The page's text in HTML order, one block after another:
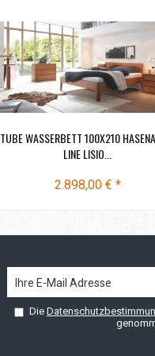
TUBE WASSERBETT 100X210
LINE LISIO...
2.898,00 € *
Die